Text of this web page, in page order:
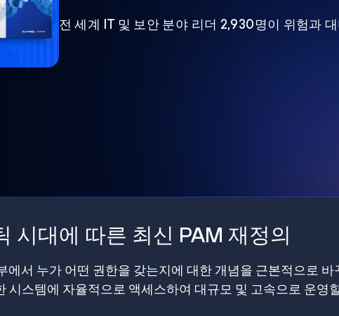
전 세계 IT 및 보안 분야 리더 2,930명이 위험과
시대에 따른 최신 PAM 재정의
에서 누가 어떤 권한을 갖는지에 대한 개념을 근본적으로 바
시스템에 자율적으로 액세스하여 대규모 및 고속으로 운영